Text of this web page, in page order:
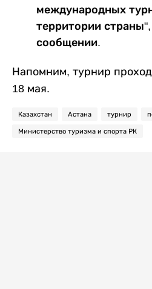
международных
территории
сообщении.
Напомним, турнир
18 мая.
Казахстан Астана турнир
Министерство туризма и спорта РК